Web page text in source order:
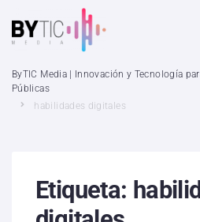
ByTIC Media | Innovación y Tecnología
Públicas
habilidades digitales
Etiqueta: